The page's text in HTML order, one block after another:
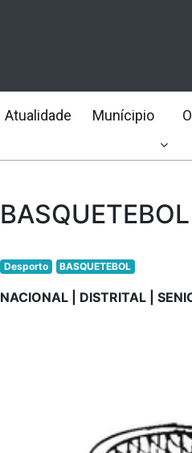
Atualidade Munícipio
Desporto BASQUETEBOL
NACIONAL | DISTRITAL |